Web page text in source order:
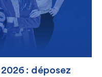
: déposez